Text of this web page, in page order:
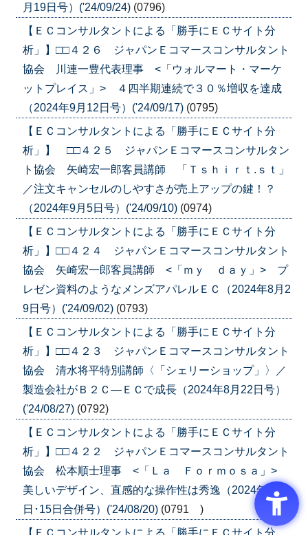
月19日号）('24/09/24) (0796)
【ＥＣコンサルタントによる「勝手にＥＣサイト分
析」】□□４２６ ジャパンＥコマースコンサルタント
協会 川連一豊代表理事 <「ウォルマート・マーケ
ットプレイス」> ４四半期連続で３０％増収を達成
（2024年9月12日号）('24/09/17) (0795)
【ＥＣコンサルタントによる「勝手にＥＣサイト分
析」】 □□４２５ ジャパンＥコマースコンサルタン
ト協会 矢崎宏一郎客員講師 「Ｔｓｈｉｒｔ.ｓｔ」
／注文キャンセルのしやすさが売上アップの鍵！？
（2024年9月5日号）('24/09/10) (0974)
【ＥＣコンサルタントによる「勝手にＥＣサイト分
析」】□□４２４ ジャパンＥコマースコンサルタント
協会 矢崎宏一郎客員講師 <「ｍｙ ｄａｙ」> プ
レゼン資料のようなメンズアパレルＥＣ（2024年8月2
9日号）('24/09/02) (0793)
【ＥＣコンサルタントによる「勝手にＥＣサイト分
析」】□□４２３ ジャパンＥコマースコンサルタント
協会 清水将平特別講師〈「シェリーショップ」〉／
製造会社がＢ２Ｃ―ＥＣで成長（2024年8月22日号）
('24/08/27) (0792)
【ＥＣコンサルタントによる「勝手にＥＣサイト分
析」】□□４２２ ジャパンＥコマースコンサルタント
協会 松本順士理事 <「Ｌａ Ｆｏｒｍｏｓａ」>
美しいデザイン、直感的な操作性は秀逸（2024年8月8
日･15日合併号）('24/08/20) (0791 )
【ＥＣコンサルタントによる「勝手にＥＣサイト分